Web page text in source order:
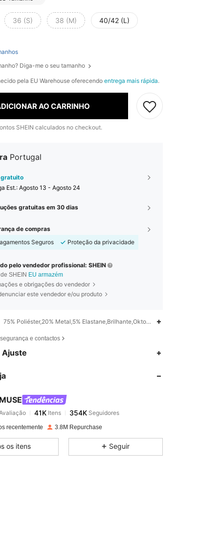
36 (S) 38 (M) 40/42 (L)
Diga-me o seu tamanho
pela EU Warehouse oferecendo entrega mais rápida.
AO CARRINHO
SHEIN calculados no checkout.
Portugal
gratuito
Est.: Agosto 13 - Agosto 24
gratuitas em 30 dias
de compras
Seguros
Proteção da privacidade
pelo vendedor profissional: SHEIN
SHEIN EU armazém
e obrigações do vendedor
este vendedor e/ou produto
75% Poliéster,20% Metal,5% Elastane,Brilhante,Oktoberfest em
e contactos
Ajuste
Avaliação 41KItens
F***apago1 dia atrás
recentemente 3.8M Repurchase
os itens Seguir